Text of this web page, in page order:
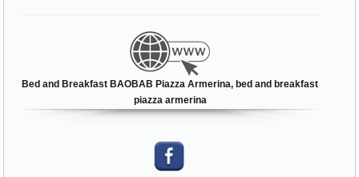
Bed and Breakfast BAOBAB Piazza Armerina, bed and breakfast
piazza armerina